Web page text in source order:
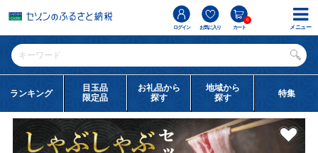
ログイン お気に入り カート
0
ランキング
目玉品
限定品
お礼品から
探す
地域から
探す
特集
メニュー